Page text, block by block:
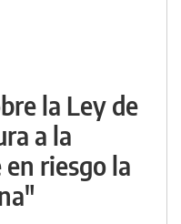
la Ley de
a la
riesgo la